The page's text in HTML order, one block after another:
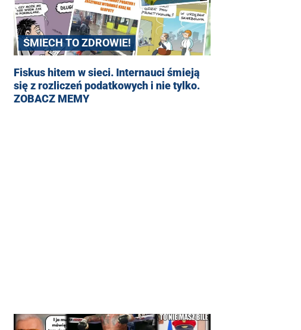
ŚMIECH TO ZDROWIE!
Fiskus hitem w sieci. Internauci śmieją
się z rozliczeń podatkowych i nie tylko.
ZOBACZ MEMY